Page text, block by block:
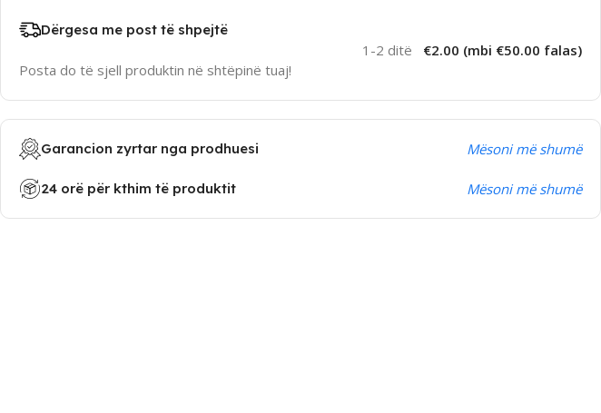
Dërgesa me post të shpejtë
Posta do të sjell produktin në shtëpinë tuaj!
1-2 ditë €2.00 (mbi €50.00 falas)
Garancion zyrtar nga prodhuesi Mësoni më shumë
24 orë për kthim të produktit Mësoni më shumë